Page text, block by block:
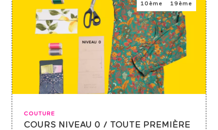
10ème 19ème
COUTURE
COURS NIVEAU 0 / TOUTE PREMIÈRE